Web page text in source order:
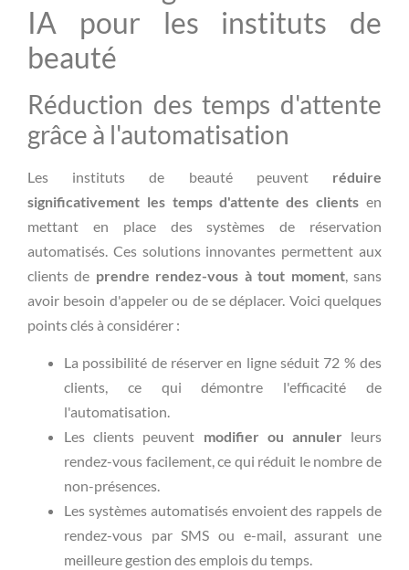
IA pour les instituts de
beauté
Réduction des temps d'attente
grâce à l'automatisation
Les instituts de beauté peuvent réduire
significativement les temps d'attente des clients en
mettant en place des systèmes de réservation
automatisés. Ces solutions innovantes permettent aux
clients de prendre rendez-vous à tout moment, sans
avoir besoin d'appeler ou de se déplacer. Voici quelques
points clés à considérer :
La possibilité de réserver en ligne séduit 72 % des
clients, ce qui démontre l'efficacité de
l'automatisation.
Les clients peuvent modifier ou annuler leurs
rendez-vous facilement, ce qui réduit le nombre de
non-présences.
Les systèmes automatisés envoient des rappels de
rendez-vous par SMS ou e-mail, assurant une
meilleure gestion des emplois du temps.